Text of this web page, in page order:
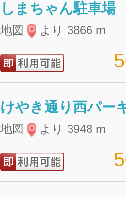
しまちゃん駐車場
地図 より 3866 m
けやき通り西パー
地図 より 3948 m